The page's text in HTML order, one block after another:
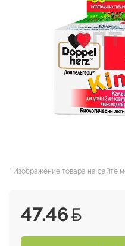
* Изображение товара на сайте
47.46